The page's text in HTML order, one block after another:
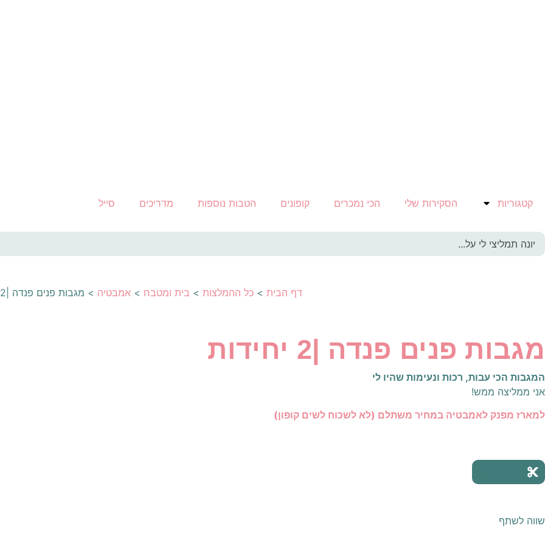
קטגוריות הסקירות שלי הכי נמכרים קופונים הטבות נוספות מדריכים סייל
דף הבית >כל ההמלצות > בית ומטבח >אמבטיה > מגבות פנים פנדה |2 יחידות
מגבות פנים פנדה |2 יחידות
המגבות הכי עבות, רכות ונעימות שהיו לי
אני ממליצה ממש!
למארז מפנק לאמבטיה במחיר משתלם (לא לשכוח לשים קופון)
שווה לשתף